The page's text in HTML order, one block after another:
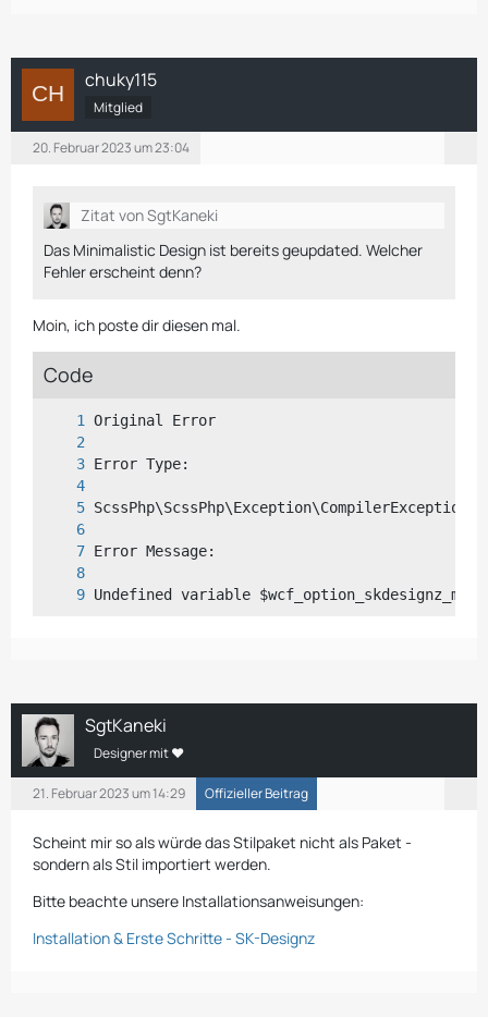
chuky115
Mitglied
20. Februar 2023 um 23:04
Zitat von SgtKaneki
Das Minimalistic Design ist bereits geupdated. Welcher
Fehler erscheint denn?
Moin, ich poste dir diesen mal.
Code
Undefined variable
SgtKaneki
Designer mit ❤
21. Februar 2023 um 14:29 Offizieller Beitrag
Scheint mir so als würde das Stilpaket nicht als Paket -
sondern als Stil importiert werden.
Bitte beachte unsere Installationsanweisungen:
Installation & Erste Schritte - SK-Designz